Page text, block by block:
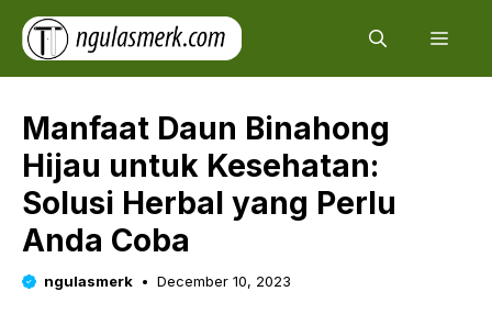
Skip
content
Manfaat Daun Binahong
Hijau untuk Kesehatan:
Solusi Herbal yang Perlu
Anda Coba
ngulasmerk December 10, 2023